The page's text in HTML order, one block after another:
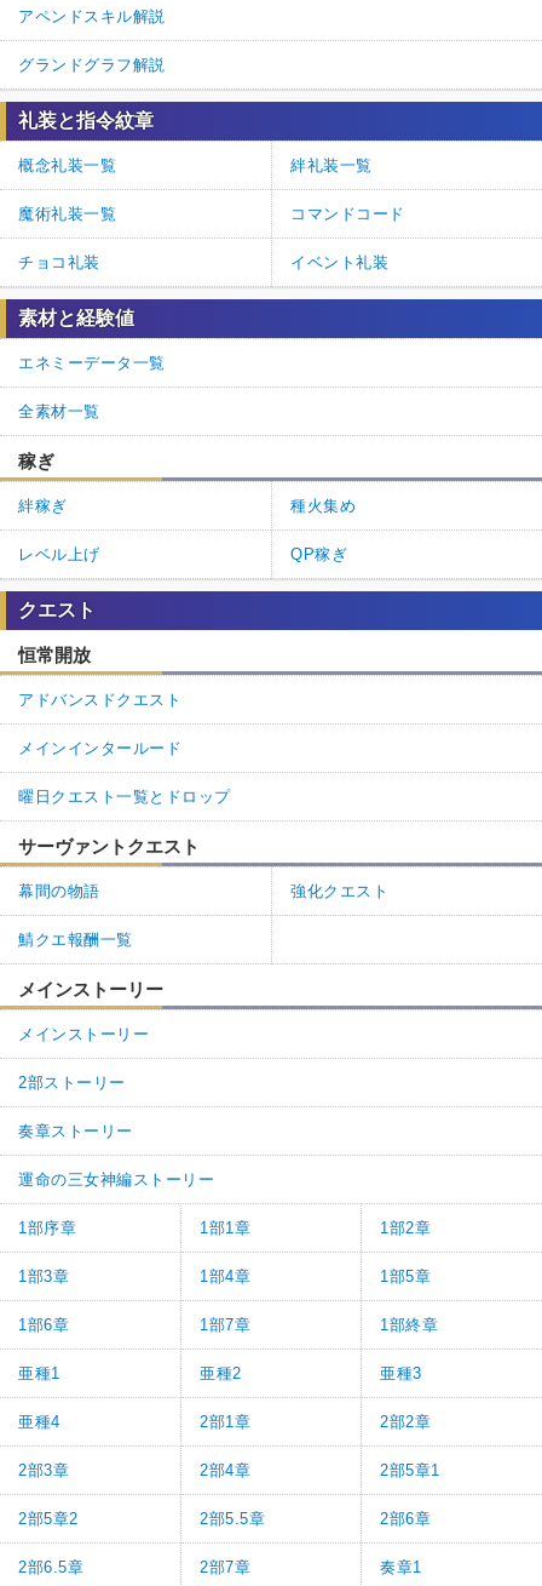
アペンドスキル解説
グランドグラフ解説
礼装と指令紋章
概念礼装一覧 絆礼装一覧
魔術礼装一覧 コマンドコード
チョコ礼装 イベント礼装
素材と経験値
エネミーデータ一覧
全素材一覧
稼ぎ
絆稼ぎ 種火集め
レベル上げ QP稼ぎ
クエスト
恒常開放
アドバンスドクエスト
メインインタールード
曜日クエスト一覧とドロップ
サーヴァントクエスト
幕間の物語 強化クエスト
鯖クエ報酬一覧
メインストーリー
メインストーリー
2部ストーリー
奏章ストーリー
運命の三女神編ストーリー
1部序章 1部1章 1部2章
1部3章 1部4章 1部5章
1部6章 1部7章 1部終章
亜種1 亜種2 亜種3
亜種4 2部1章 2部2章
2部3章 2部4章 2部5章1
2部5章2 2部5.5章 2部6章
2部6.5章 2部7章 奏章1